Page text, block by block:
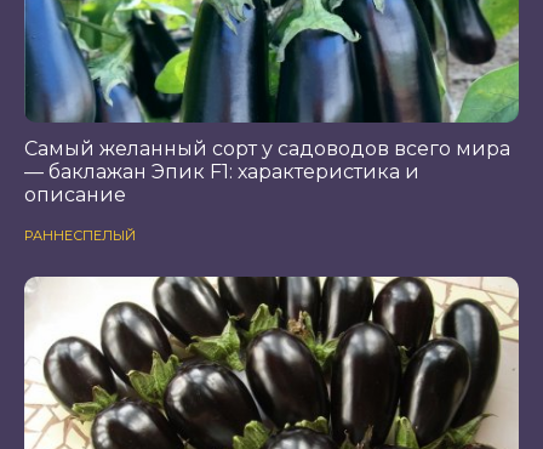
Самый желанный сорт у садоводов всего мира
— баклажан Эпик F1: характеристика и
описание
РАННЕСПЕЛЫЙ